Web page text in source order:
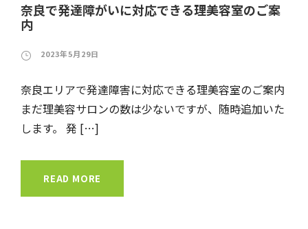
奈良で発達障がいに対応できる理美容室のご案
内
2023年5月29日
奈良エリアで発達障害に対応できる理美容室のご案内
まだ理美容サロンの数は少ないですが、随時追加いた
します。 発 […]
READ MORE